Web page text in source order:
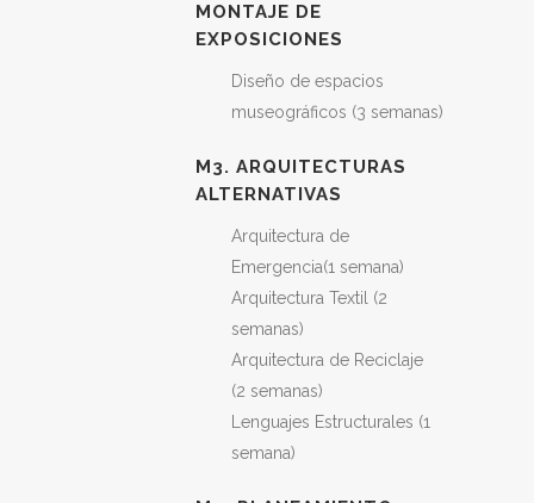
MONTAJE DE
EXPOSICIONES
Diseño de espacios
museográficos (3 semanas)
M3. ARQUITECTURAS
ALTERNATIVAS
Arquitectura de
Emergencia(1 semana)
Arquitectura Textil (2
semanas)
Arquitectura de Reciclaje
(2 semanas)
Lenguajes Estructurales (1
semana)